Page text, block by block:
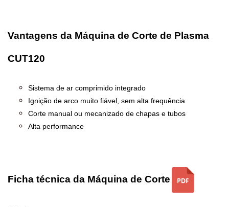
Vantagens da Máquina de Corte de Plasma
CUT120
Sistema de ar comprimido integrado
Ignição de arco muito fiável, sem alta frequência
Corte manual ou mecanizado de chapas e tubos
Alta performance
Ficha técnica da Máquina de Corte